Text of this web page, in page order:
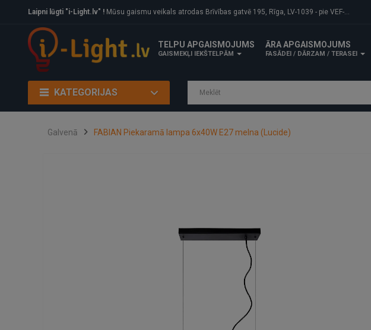
Laipni lūgti "i-Light.lv" ! Mūsu gaismu veikals atrodas Brīvības gatvē 195, Rīga, LV-1039 - pie VEF-Gaisa tilta.
TELPU APGAISMOJUMS
GAISMEKĻI IEKŠTELPĀM
ĀRA APGAISMOJUMS
FASĀDEI / DĀRZAM / TERASEI
KATEGORIJAS
Galvenā FABIAN Piekaramā lampa 6x40W E27 melna (Lucide)